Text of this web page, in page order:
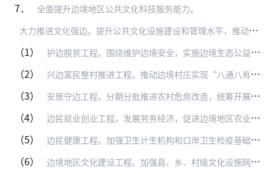
7．
全面提升边境地区公共文化科技服务能力。
大
力推进文化强边。提升公共文化设施建设和管理水平，推动边境地区县级公共图书馆、博物馆按建设标准改扩建。加强边境地区公共文化服务体系建设，进一步加大边境地区公共文…
（1）
护边脱贫工程。围绕维护边境安全，实施边境生态公益岗位脱贫行动，优先支持边境地区建档立卡贫困人口担任边境护林员、草管员、护渔员，在边境贫困县中的国家森林公园、国家…
（2） 兴边富民整村推进工程。推动边境村庄实现“八通八有”目标。“八通”包括通路、通客车、通电、通安全饮用水、通清洁能源、通广播电视、通信息、通邮政。“八有”包括有合格…
（3） 安居守边工程。分期分批推进农村危房改造，统筹开展农房抗震改造，优先安排沿边境行政村危房改造任务，适当提高政府补助标准。（住房城乡建设部、财政部）
（4） 边民就业创业工程。发展劳务经济，促进边境地区农业富余劳动力就地就近转移就业，提高居民就业质量和收入水平。降低创业创新门槛，推进大众创业、万众创新。支持设立返乡创…
（5） 边民健康工程。加强卫生计生机构和口岸卫生检疫基础设施建设、乡镇卫生院标准化建设、村卫生室建设、疾病防控体系建设以及口岸公共卫生体系建设，继续实施“万名医生支援农…
（6） 边境地区文化建设工程。加强县、乡、村级文化设施网络建设，统筹无线、有线、卫星三种技术方式，实现数字广播电视户户通。实施广播电视无线发射台基础设施建设工程，完善应…